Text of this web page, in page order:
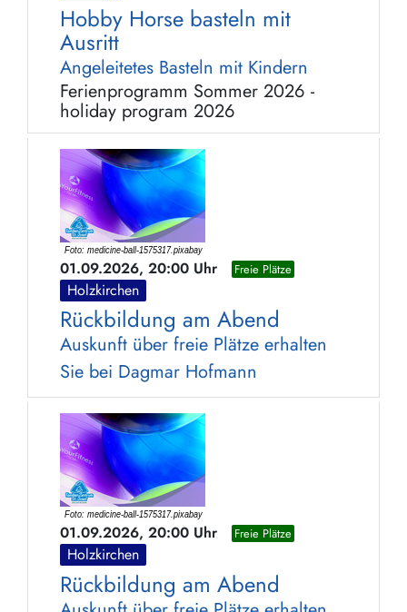
Hobby Horse basteln mit
Ausritt
Angeleitetes Basteln mit Kindern
Ferienprogramm Sommer 2026 -
holiday program 2026
01.09.2026, 20:00 Uhr Freie Plätze
Holzkirchen
Rückbildung am Abend
Auskunft über freie Plätze erhalten
Sie bei Dagmar Hofmann
01.09.2026, 20:00 Uhr Freie Plätze
Holzkirchen
Rückbildung am Abend